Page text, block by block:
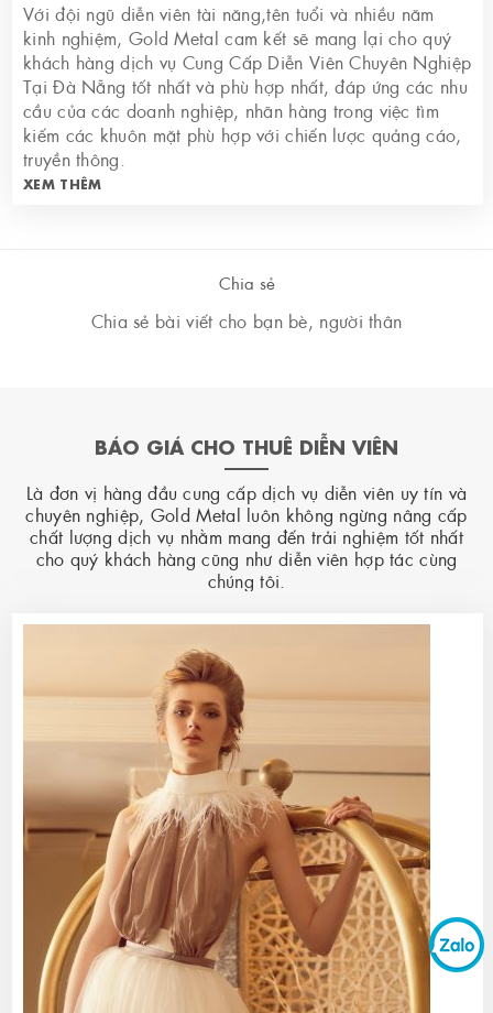
Với đội ngũ diễn viên tài năng,tên tuổi và nhiều năm
kinh nghiệm, Gold Metal cam kết sẽ mang lại cho quý
khách hàng dịch vụ Cung Cấp Diễn Viên Chuyên Nghiệp
Tại Đà Nẵng tốt nhất và phù hợp nhất, đáp ứng các nhu
cầu của các doanh nghiệp, nhãn hàng trong việc tìm
kiếm các khuôn mặt phù hợp với chiến lược quảng cáo,
truyền thông.
XEM THÊM
Chia sẻ
Chia sẻ bài viết cho bạn bè, người thân
BÁO GIÁ CHO THUÊ DIỄN VIÊN
Là đơn vị hàng đầu cung cấp dịch vụ diễn viên uy tín và
chuyên nghiệp, Gold Metal luôn không ngừng nâng cấp
chất lượng dịch vụ nhằm mang đến trải nghiệm tốt nhất
cho quý khách hàng cũng như diễn viên hợp tác cùng
chúng tôi.